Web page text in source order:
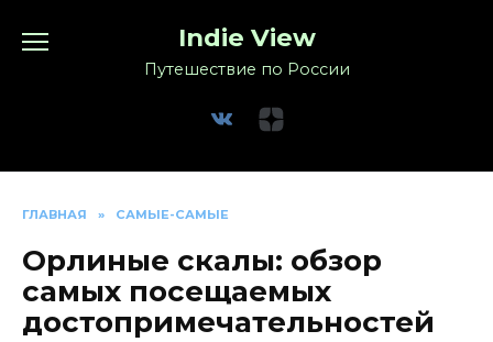
Indie View
Путешествие по России
ГЛАВНАЯ » САМЫЕ-САМЫЕ
Орлиные скалы: обзор
самых посещаемых
достопримечательностей